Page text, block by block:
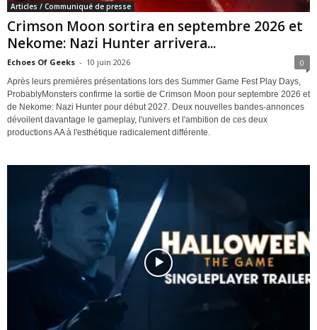
Articles / Communiqué de presse
Crimson Moon sortira en septembre 2026 et
Nekome: Nazi Hunter arrivera...
Echoes Of Geeks - 10 juin 2026 0
Après leurs premières présentations lors des Summer Game Fest Play Days,
ProbablyMonsters confirme la sortie de Crimson Moon pour septembre 2026 et
de Nekome: Nazi Hunter pour début 2027. Deux nouvelles bandes-annonces
dévoilent davantage le gameplay, l'univers et l'ambition de ces deux
productions AA à l'esthétique radicalement différente.